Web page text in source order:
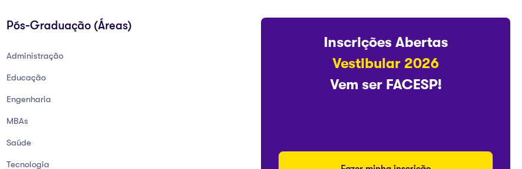
Pós-Graduação (áreas)
Administração
Educação
Engenharia
MBAs
Saúde
Tecnologia
Inscrições Abertas
Vestibular 2026
Vem ser FACESP!